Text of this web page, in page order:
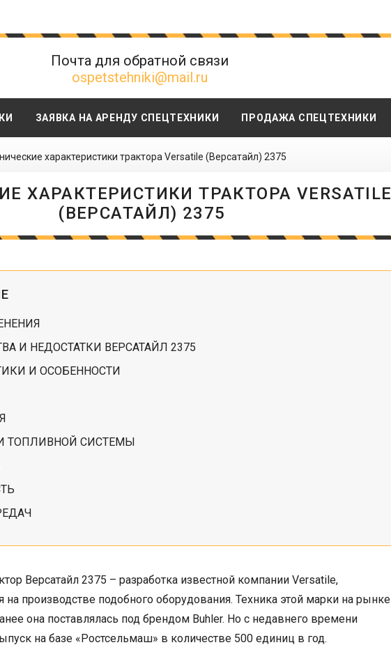
Почта для обратной связи
ospetstehniki@mail.ru
ЗАЯВКА НА АРЕНДУ СПЕЦТЕХНИКИ ПРОДАЖА СПЕЦТЕХНИКИ
характеристики трактора Versatile (Версатайл) 2375
ХАРАКТЕРИСТИКИ ТРАКТОРА VERSATILE
(ВЕРСАТАЙЛ) 2375
И НЕДОСТАТКИ ВЕРСАТАЙЛ 2375
И ОСОБЕННОСТИ
ТОПЛИВНОЙ СИСТЕМЫ
Версатайл 2375 – разработка известной компании Versatile,
производстве подобного оборудования. Техника этой марки на рынке
она поставлялась под брендом Buhler. Но с недавнего времени
на базе «Ростсельмаш» в количестве 500 единиц в год.